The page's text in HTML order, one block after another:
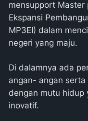
mensupport Master
Ekspansi
MP3EI) dalam
negeri yang maju.
Di dalamnya ada
angan- angan
dengan mutu hidup
inovatif.